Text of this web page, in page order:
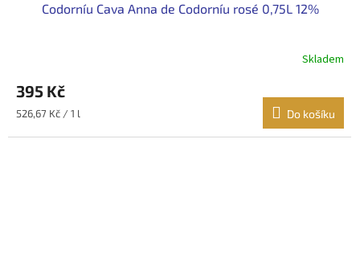
Codorníu Cava Anna de Codorníu rosé 0,75L 12%
Skladem
395 Kč
Měrná
526,67 Kč / 1 l Do košíku